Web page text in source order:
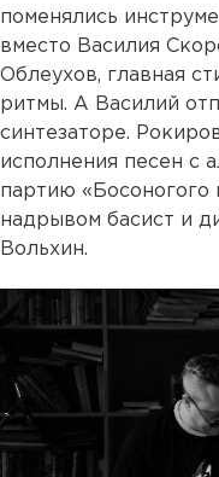
поменялись
вместо Василия
Облеухов, главная
ритмы. А Василий
синтезаторе.
исполнения песен с
партию «Босоногого
надрывом басист и
Вольхин.